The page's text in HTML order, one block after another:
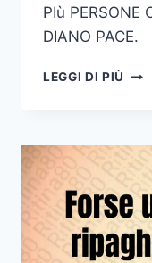
PIù PERSONE
DIANO PACE.
LEGGI DI PIÙ PIÙ
E
PIÙ
CHE
TI